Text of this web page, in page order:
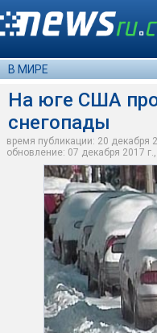
В МИРЕ
На юге США
снегопады
время публикации: 20 декабря
обновление: 07 декабря 2017